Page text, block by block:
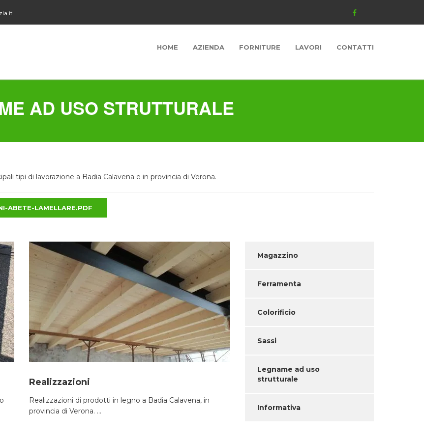
HOME AZIENDA FORNITURE LAVORI CONTATTI
AD USO STRUTTURALE
tipi di lavorazione a Badia Calavena e in provincia di Verona.
ABETE-LAMELLARE.PDF
Realizzazioni
Realizzazioni di prodotti in legno a Badia Calavena, in
provincia di Verona. ...
Magazzino
Ferramenta
Colorificio
Sassi
Legname ad uso
strutturale
Informativa